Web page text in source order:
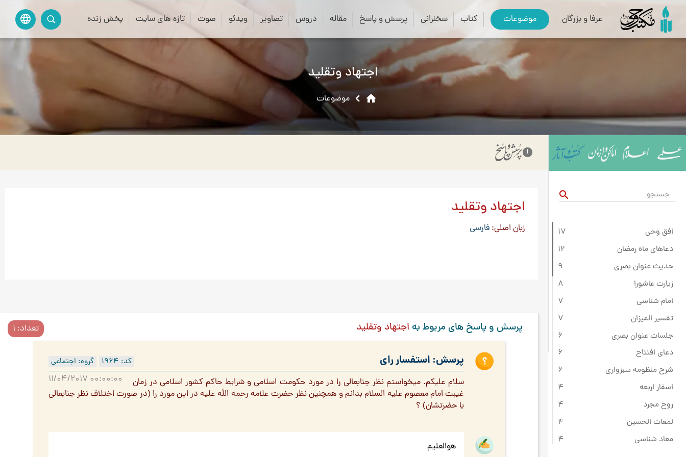
عرفا و بزرگان موضوعات کتاب سخنرانی پرسش و پاسخ مقاله دروس تصاویر ویدئو صوت تازه های سایت پخش زنده language search
close
اجتهاد وتقلید
home موضوعات
search
افق وحی
17
دعاهای ماه رمضان
12
حدیث عنوان بصری
9
زیارت عاشورا
8
امام شناسی
7
تفسیر المیزان
7
جلسات عنوان بصری
6
دعای افتتاح
6
شرح منظومه سبزواری
6
اسفار اربعه
4
روح مجرد
4
لمعات الحسین
4
معاد شناسی
4
1
اجتهاد وتقلید
زبان اصلی فارسی
پرسش و پاسخ های مربوط به اجتهاد وتقلید تعداد: 1
پرسش: استفسار رای گروه: اجتماعی کد: 1964
11/04/2017 00:00:00
سلام علیکم. میخواستم نظر جنابعالی را در مورد حکومت اسلامی و شرایط حاکم کشور اسلامی در زمان
غیبت امام معصوم علیه السلام بدانم و همچنین نظر حضرت علامه رحمه اللَه علیه در این مورد را (در صورت اختلاف نظر جنابعالی
با حضرتشان) ؟
هوالعلیم